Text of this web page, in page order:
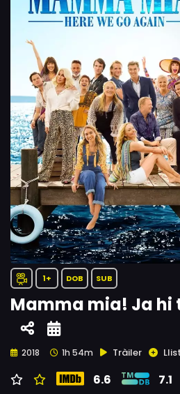
1+ DOB SUB
Mamma mia! Ja hi
2018 1h 54m Tràiler
6.6 7.1